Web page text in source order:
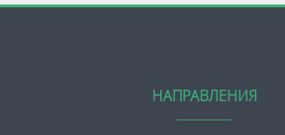
НАПРАВЛЕНИЯ